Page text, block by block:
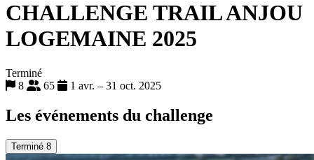
CHALLENGE TRAIL ANJOU
LOGEMAINE 2025
Terminé
8
65 1 avr. – 31 oct. 2025
Les événements du challenge
Terminé 8